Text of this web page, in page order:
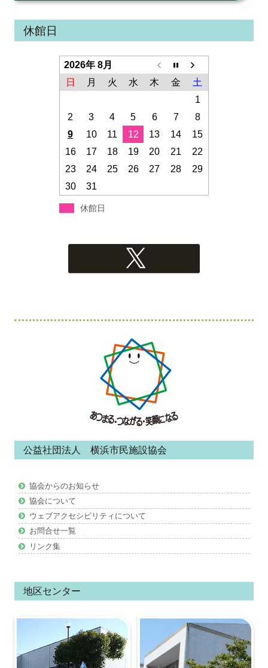
休館日
2026年 8月
日
月 火 水 木 金
土
1
2
3 4 5 6 7
8
9
10 11 12 13 14
15
16
17 18 19 20 21
22
23
24 25 26 27 28
29
30
31
休館日
テ
ツ
公益社団法人 横浜市民施設協会
協会からのお知らせ
協会について
ウェブアクセシビリティについて
お問合せ一覧
リンク集
地区センター